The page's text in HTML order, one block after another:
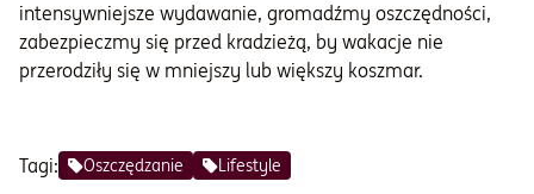
intensywniejsze wydawanie, gromadźmy oszczędności,
zabezpieczmy się przed kradzieżą, by wakacje nie
przerodziły się w mniejszy lub większy koszmar.
Tagi: Oszczędzanie Lifestyle